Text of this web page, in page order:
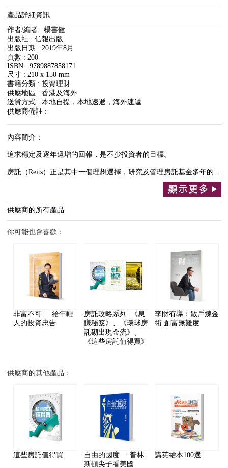
產品詳細資訊
作者/編者 : 楊書健
出版社 : 信報出版
出版日期 : 2019年8月
頁數 : 200
ISBN : 9789887858171
尺寸 : 210 x 150 mm
書籍分類 : 投資理財
供應地區 : 香港及海外
送貨方式 : 本地自提，本地速遞，海外速遞
供應商備註 :
內容簡介：
追求穩定及逐年遞增的回報，是不少投資者的目標。
房託（Reits）正是其中一個理想選擇，研究及管理房託基金多年的…
供應商的所有產品
你可能也會喜歡：
非富不可──給年輕
人的投資忠告
房託攻略系列: 《息
賺秘笈》、《環球房
託砌出現金流》、
《這些房託值得買》
李財有導：散戶煉金
術 創富無難度
供應商的其他產品：
這些房託值得買
自由的國度──普林
斯頓尖子看美國
講英繪本100選